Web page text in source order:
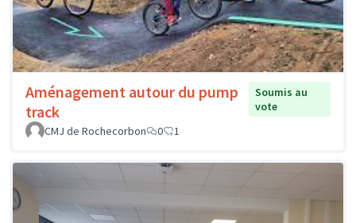
Aménagement autour du pump
track
Soumis au
vote
CMJ de Rochecorbon
0 1